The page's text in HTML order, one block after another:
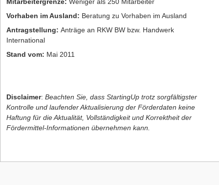
Vorhaben im Ausland: Beratung zu Vorhaben im Ausland
Antragstellung: Anträge an RKW BW bzw. Handwerk
International
Stand vom: Mai 2011
Disclaimer: Beachten Sie, dass StartingUp trotz sorgfältigster
Kontrolle und laufender Aktualisierung der Förderdaten keine
Haftung für die Aktualität, Vollständigkeit und Korrektheit der
Fördermittel-Informationen übernehmen kann.